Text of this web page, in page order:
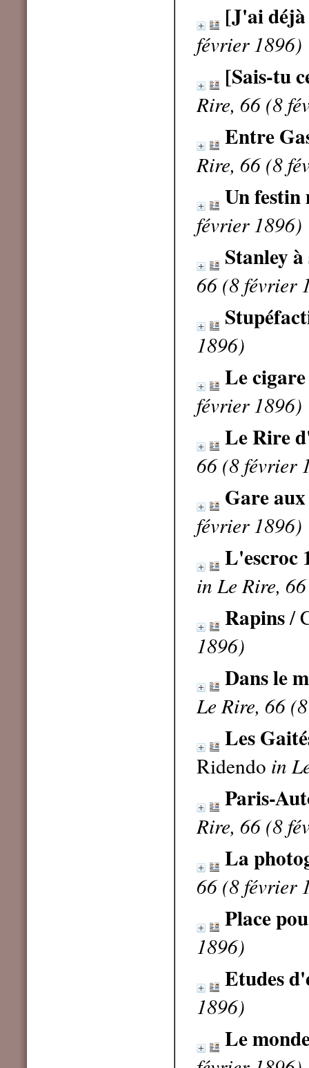
[J'ai
février 1896)
[Sais-tu
Rire, 66 (8
Entre
Rire, 66 (8
Un festin
février 1896)
Stanley à
66 (8 février
1896)
Le
février 1896)
Le Rire
66 (8 février
Gare
février 1896)
L'escroc
in Le Rire,
Rapins/
1896)
Dans le
Le Rire, 66
Les
Ridendo in
Paris-
Rire, 66 (8
La
66 (8 février
Place
1896)
Etudes
1896)
Le